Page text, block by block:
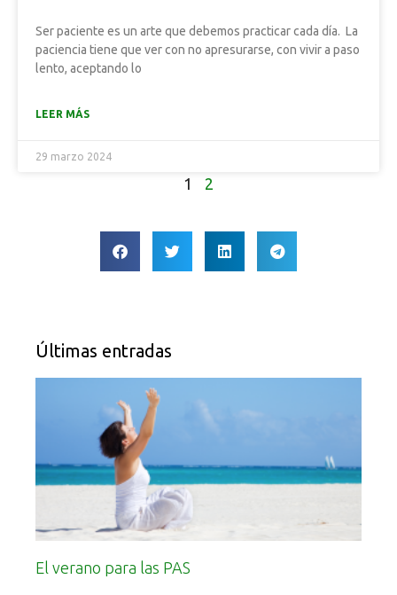
Ser paciente es un arte que debemos practicar cada día. La
paciencia tiene que ver con no apresurarse, con vivir a paso
lento, aceptando lo
LEER MÁS
29 marzo 2024
1 2
Últimas entradas
El verano para las PAS